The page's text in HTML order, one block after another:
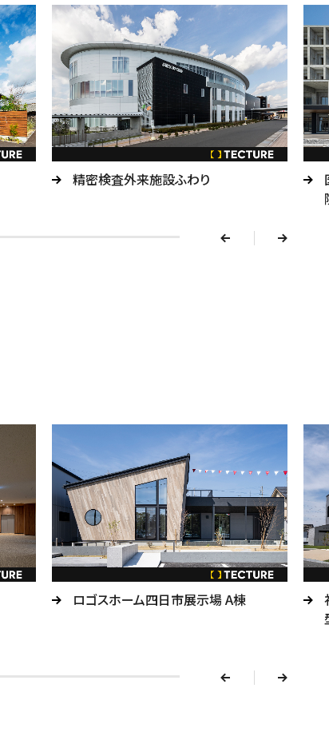
精密検査外来施設ふわり
v
n
ロゴスホーム四日市展示場 A棟
v
n